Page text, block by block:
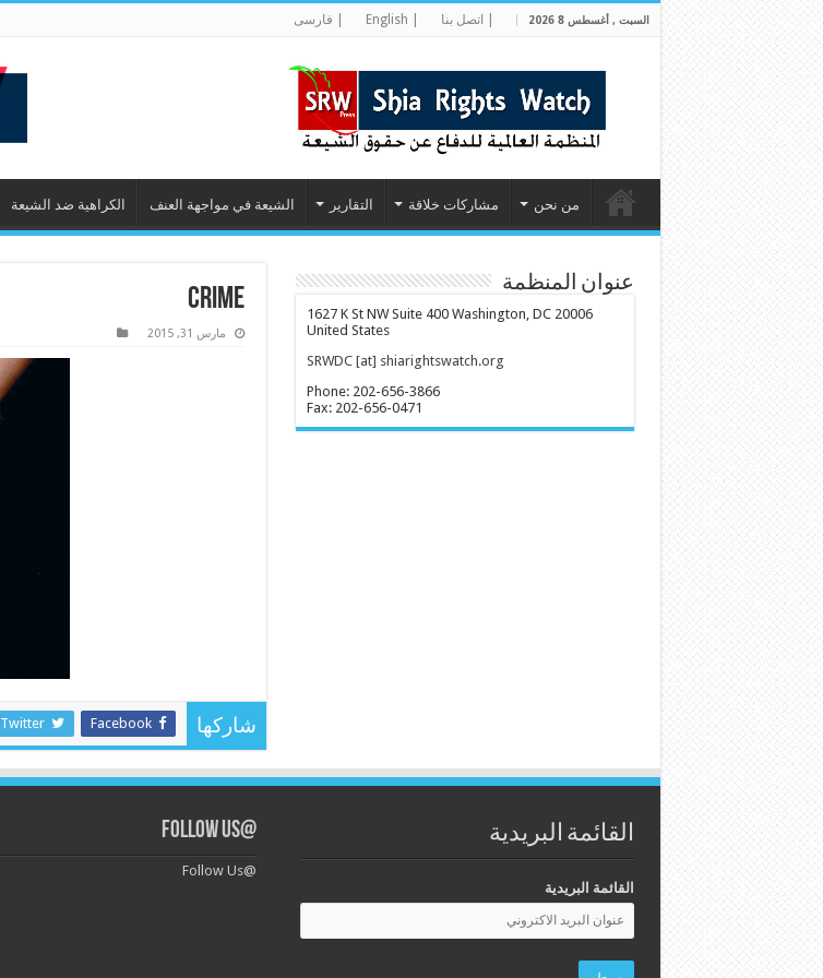
السبت , أغسطس 8 2026 | اتصل بنا | فارسى
من نحن مشاركات خلاقة التقارير الشيعة في مواجهة العنف الكراهية ضد الشيعة
crime
مارس 31, 2015
شاركها Facebook
Twitter
عنوان المنظمة
1627 K St NW Suite 400 Washington, DC 20006
United States
SRWDC [at] shiarightswatch.org
Phone: 202-656-3866
Fax: 202-656-0471
القائمة البريدية
القائمة البريدية
@Follow Us
@Follow Us